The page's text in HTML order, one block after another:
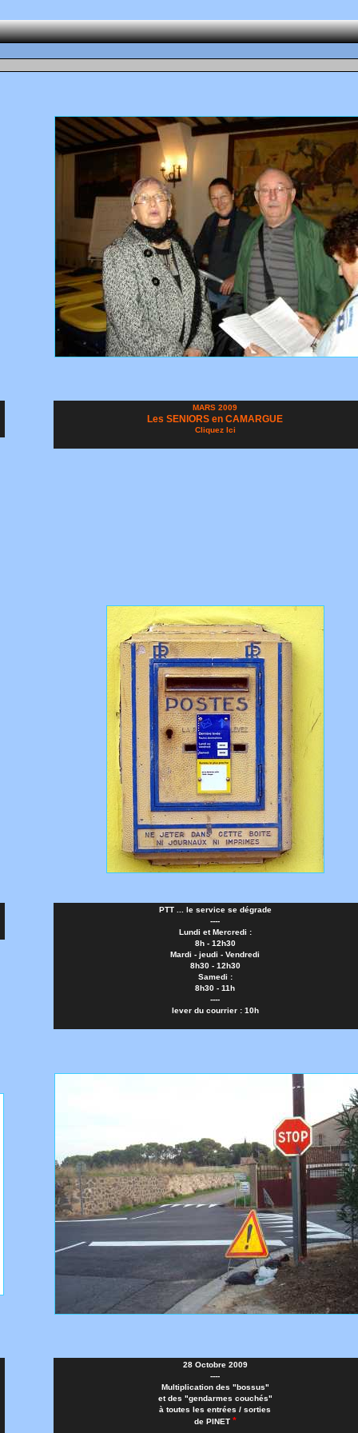
MARS 2009
Les SENIORS en CAMARGUE
Cliquez Ici
PTT ... le service se dégrade
----
Lundi et Mercredi :
8h - 12h30
Mardi - jeudi - Vendredi
8h30 - 12h30
Samedi :
8h30 - 11h
----
lever du courrier : 10h
28 Octobre 2009
----
Multiplication des "bossus"
et des "gendarmes couchés"
à toutes les entrées / sorties
de PINET *